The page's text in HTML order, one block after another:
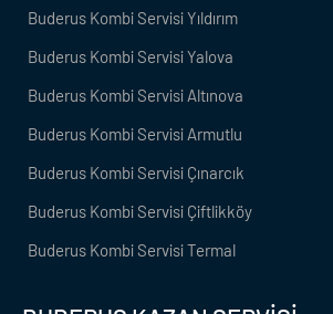
Buderus Kombi Servisi Yıldırım
Buderus Kombi Servisi Yalova
Buderus Kombi Servisi Altınova
Buderus Kombi Servisi Armutlu
Buderus Kombi Servisi Çınarcık
Buderus Kombi Servisi Çiftlikköy
Buderus Kombi Servisi Termal